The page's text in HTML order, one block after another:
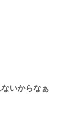
いからなぁ